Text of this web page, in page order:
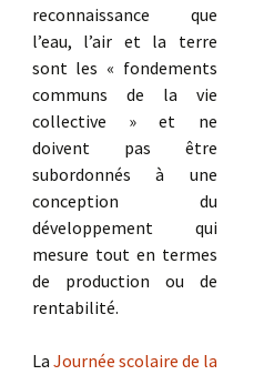
reconnaissance que
l’eau, l’air et la terre
sont les « fondements
communs de la vie
collective » et ne
doivent pas être
subordonnés à une
conception du
développement qui
mesure tout en termes
de production ou de
rentabilité.
La Journée scolaire de la